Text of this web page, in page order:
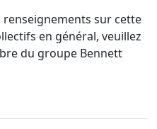
sur cette
en général, veuillez
du groupe Bennett